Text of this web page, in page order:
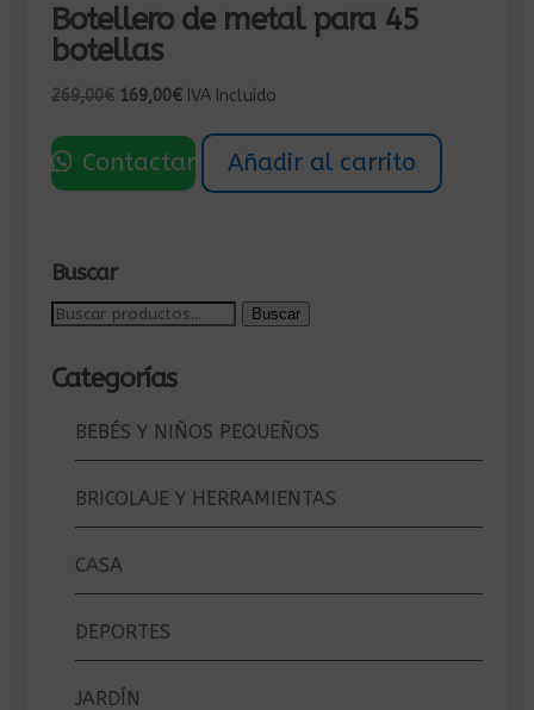
Botellero de metal para 45
botellas
269,00€ El
original
era:
169,00€El
actual
es:
IVA Incluído
Contactar Añadir al carrito
Buscar
Buscar
Buscar
Categorías
BEBÉS Y NIÑOS PEQUEÑOS
BRICOLAJE Y HERRAMIENTAS
CASA
DEPORTES
JARDÍN